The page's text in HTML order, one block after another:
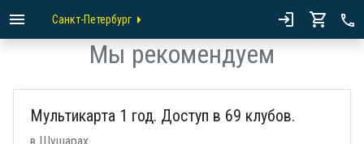
Санкт-Петербург
Мы рекомендуем
Мультикарта 1 год. Доступ в 69 клубов.